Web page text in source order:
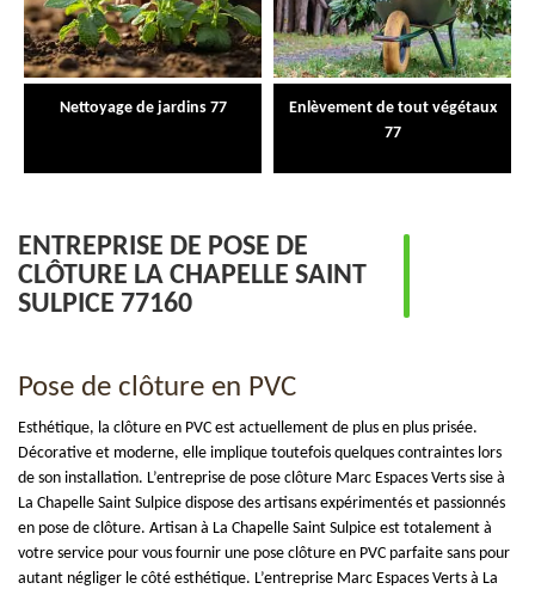
Nettoyage de jardins 77
Enlèvement de tout végétaux
77
ENTREPRISE DE POSE DE
CLÔTURE LA CHAPELLE SAINT
SULPICE 77160
Pose de clôture en PVC
Esthétique, la clôture en PVC est actuellement de plus en plus prisée.
Décorative et moderne, elle implique toutefois quelques contraintes lors
de son installation. L’entreprise de pose clôture Marc Espaces Verts sise à
La Chapelle Saint Sulpice dispose des artisans expérimentés et passionnés
en pose de clôture. Artisan à La Chapelle Saint Sulpice est totalement à
votre service pour vous fournir une pose clôture en PVC parfaite sans pour
autant négliger le côté esthétique. L’entreprise Marc Espaces Verts à La